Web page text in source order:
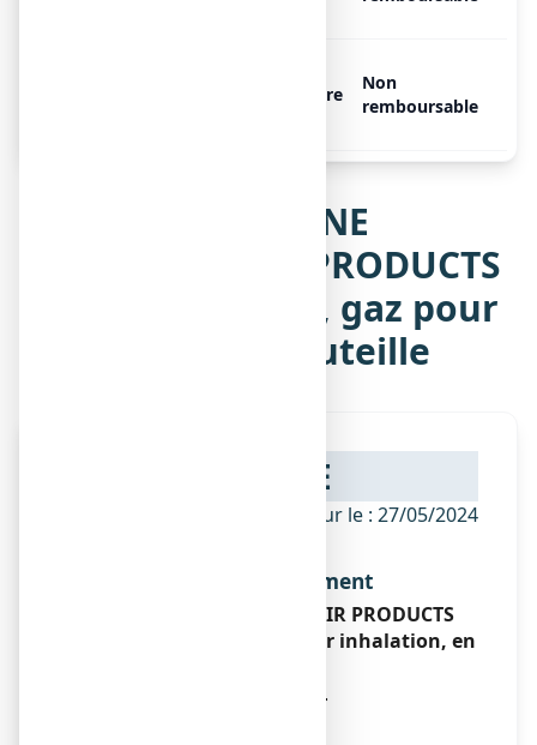
Libre
Non
remboursable
Notice de OXYGENE
MEDICINAL AIR PRODUCTS
MEDICAL 200 bar, gaz pour
inhalation en bouteille
NOTICE
ANSM - Mis à jour le : 27/05/2024
Dénomination du médicament
OXYGENE MEDICINAL AIR PRODUCTS
MEDICAL 200 bar, gaz pour inhalation, en
{Oxygène}